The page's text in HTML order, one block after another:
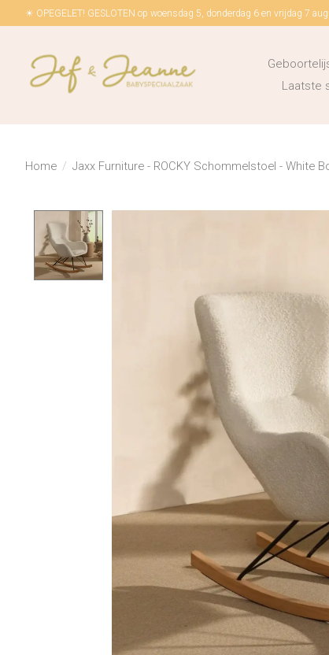
☀ OPEGELET! GESLOTEN op woensdag 5, donderdag 6 en vrijdag 7
Laatste
Home / Jaxx Furniture - ROCKY Schommelstoel - White